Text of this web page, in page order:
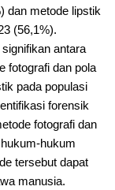
dan metode lipstik
(56,1%).
antara
fotografi dan pola
pada populasi
forensik
fotografi dan
hukum
tersebut dapat
manusia.